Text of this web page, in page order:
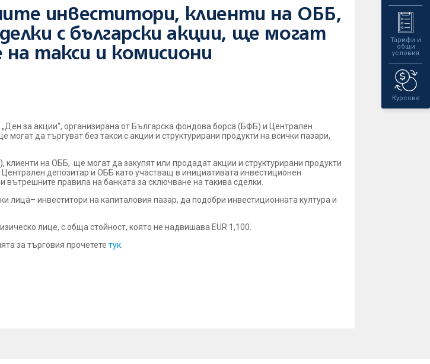
Тарифи и
общи
условия
Курсове
инвеститори, клиенти на ОББ,
с български акции, ще могат
на такси и комисиони
за акции“, организирана от Българска фондова борса (БФБ) и Централен
да търгуват без такси с акции и структурирани продукти на всички пазари,
на ОББ, ще могат да закупят или продадат акции и структурирани продукти
депозитар и ОББ като участващ в инициативата инвестиционен
вътрешните правила на банката за сключване на такива сделки.
лица– инвеститори на капиталовия пазар, да подобри инвестиционната култура и
лице, с обща стойност, която не надвишава EUR 1,100.
за търговия прочетете тук